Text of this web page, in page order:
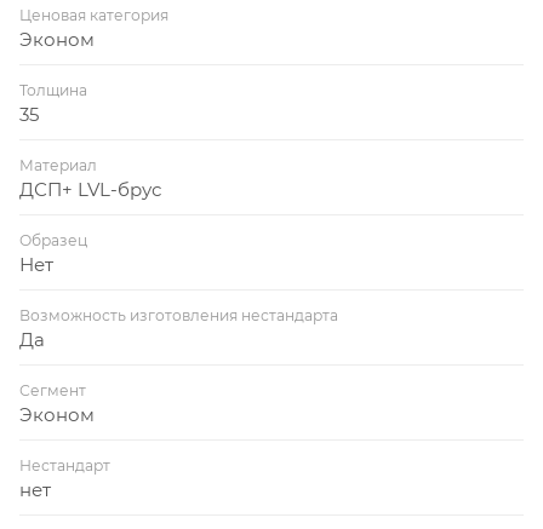
Ценовая категория
Эконом
Толщина
35
Материал
ДСП+ LVL-брус
Образец
Нет
Возможность изготовления нестандарта
Да
Сегмент
Эконом
Нестандарт
нет